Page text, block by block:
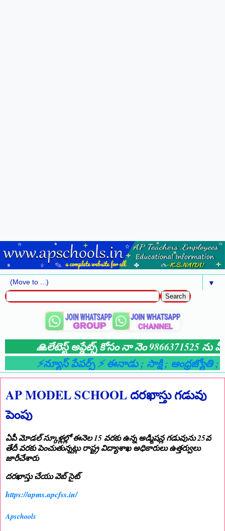
▼
🙏లేటెస్ట్ అప్డేట్స్ కోసం నా నెం 9866371525 ను
⚡న్యూస్ పేపర్స్ ⚡ ఈనాడు; సాక్షి; ఆంధ్రజ్యోతి;
AP MODEL SCHOOL దరఖాస్తు గడువు
పెంపు
ఏపీ మోడల్ స్కూళ్లల్లో ఈనెల 15 వరకు ఉన్న అడ్మిషన్ల గడువును 25వ
తేదీ వరకు పెంచుతున్నట్లు రాష్ట్ర విద్యాశాఖ అధికారులు ఉత్తర్వులు
జారీచేశారు
దరఖాస్తు చేయు వెబ్ సైట్
https://apms.apcfss.in/
Apschools